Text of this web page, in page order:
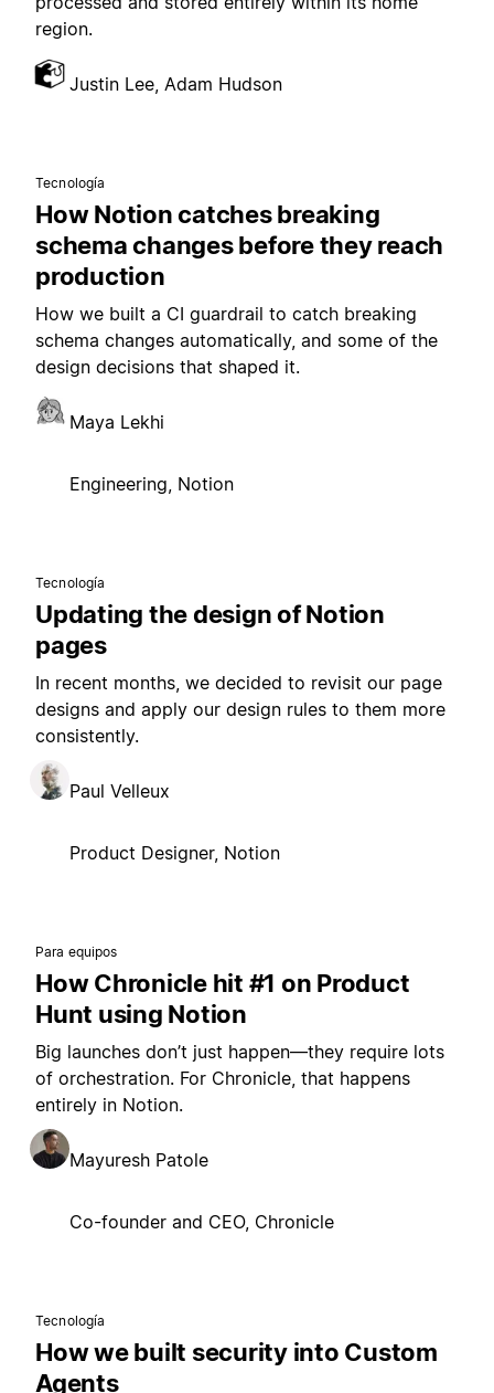
region.
Justin Lee, Adam Hudson
Tecnología
How Notion catches breaking
schema changes before they reach
production
How we built a CI guardrail to catch breaking
schema changes automatically, and some of the
design decisions that shaped it.
Maya Lekhi
Engineering, Notion
Tecnología
Updating the design of Notion
pages
In recent months, we decided to revisit our page
designs and apply our design rules to them more
consistently.
Paul Velleux
Product Designer, Notion
Para equipos
How Chronicle hit #1 on Product
Hunt using Notion
Big launches don’t just happen—they require lots
of orchestration. For Chronicle, that happens
entirely in Notion.
Mayuresh Patole
Co-founder and CEO, Chronicle
Tecnología
How we built security into Custom
Agents